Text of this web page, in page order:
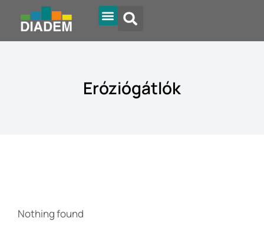
Eróziógátlók
Nothing found